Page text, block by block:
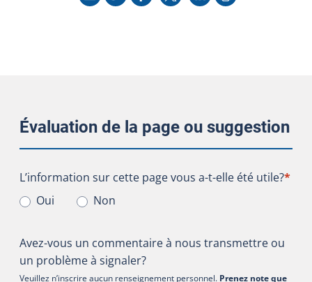
Évaluation de la page ou suggestion
L’information sur cette page vous a-t-elle été utile?
L’information sur cette page vous a-t-elle été utile?*
Oui
Non
Avez-vous un commentaire à nous transmettre ou
un problème à signaler?
Veuillez n’inscrire aucun renseignement personnel. Prenez note que